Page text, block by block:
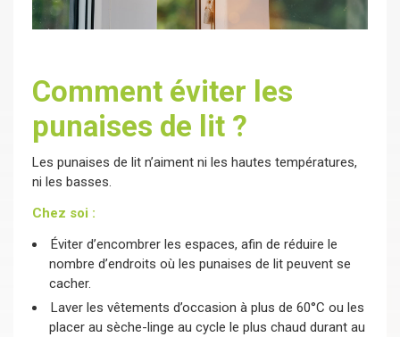
Comment éviter les
punaises de lit ?
Les punaises de lit n’aiment ni les hautes températures,
ni les basses.
Chez soi :
Éviter d’encombrer les espaces, afin de réduire le
nombre d’endroits où les punaises de lit peuvent se
cacher.
Laver les vêtements d’occasion à plus de 60°C ou les
placer au sèche-linge au cycle le plus chaud durant au